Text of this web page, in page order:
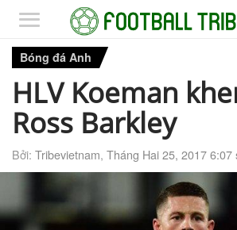
Bóng đá Anh
HLV Koeman
Ross Barkley
Bởi: Tribevietnam, Tháng Hai 25, 2017 6:07